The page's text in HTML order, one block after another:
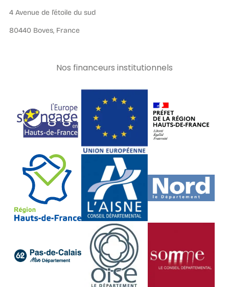
4 Avenue de l’étoile du sud
80440 Boves, France
Nos financeurs institutionnels